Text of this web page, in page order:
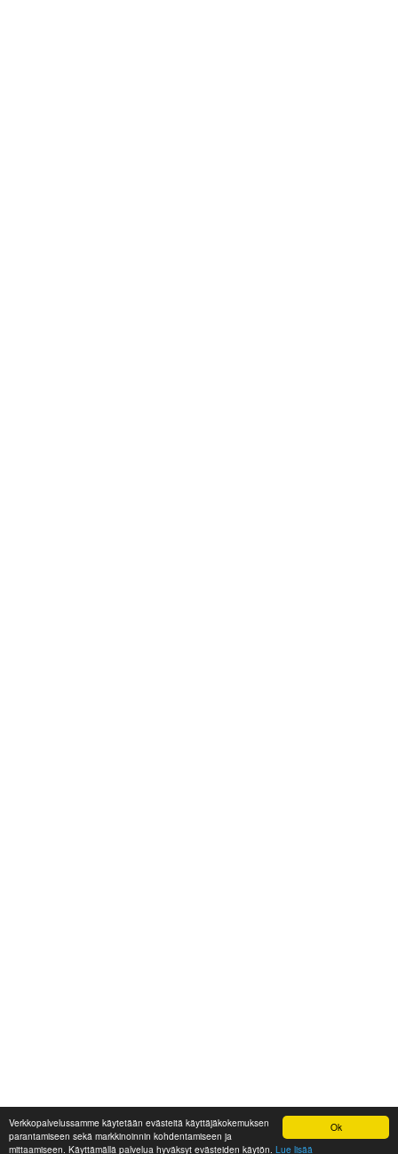
Ok
Verkkopalvelussamme käytetään evästeitä käyttäjäkokemuksen
parantamiseen sekä markkinoinnin kohdentamiseen ja
mittaamiseen. Käyttämällä palvelua hyväksyt evästeiden käytön. Lue lisää